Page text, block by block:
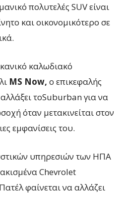
πολυτελές SUV είναι
και οικονομικότερο σε
καλωδιακό
MS Now, ο επικεφαλής
τοSuburban για να
όταν μετακινείται στον
εμφανίσεις του.
υπηρεσιών των ΗΠΑ
Chevrolet
φαίνεται να αλλάζει